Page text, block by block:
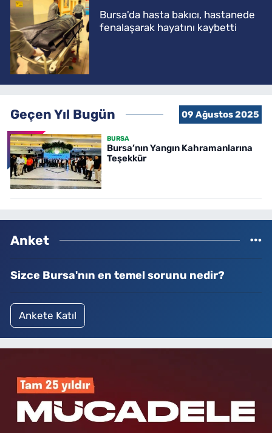
Bursa'da hasta bakıcı, hastanede
fenalaşarak hayatını kaybetti
Geçen Yıl Bugün 09 Ağustos 2025
BURSA
Bursa’nın Yangın Kahramanlarına
Teşekkür
Anket
Sizce Bursa'nın en temel sorunu nedir?
Ankete Katıl